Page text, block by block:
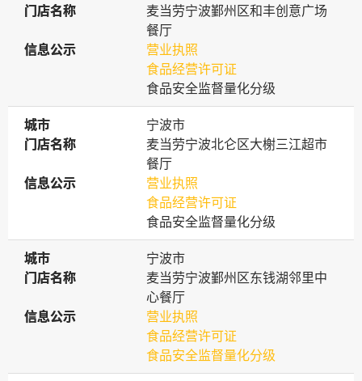
门店名称
门店名称
麦当劳宁波鄞州区和丰创意广场
餐厅
信息公示
信息公示
营业执照
食品经营许可证
食品安全监督量化分级
城市
城市
宁波市
门店名称
门店名称
麦当劳宁波北仑区大榭三江超市
餐厅
信息公示
信息公示
营业执照
食品经营许可证
食品安全监督量化分级
城市
城市
宁波市
门店名称
门店名称
麦当劳宁波鄞州区东钱湖邻里中
心餐厅
信息公示
信息公示
营业执照
食品经营许可证
食品安全监督量化分级